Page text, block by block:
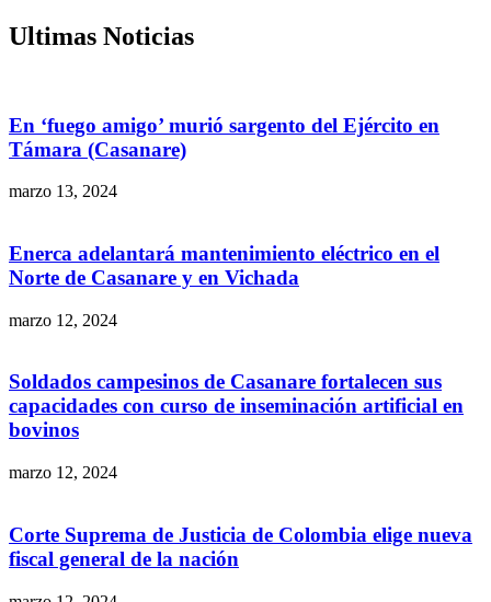
Ultimas Noticias
En ‘fuego amigo’ murió sargento del Ejército en
Támara (Casanare)
marzo 13, 2024
Enerca adelantará mantenimiento eléctrico en el
Norte de Casanare y en Vichada
marzo 12, 2024
Soldados campesinos de Casanare fortalecen sus
capacidades con curso de inseminación artificial en
bovinos
marzo 12, 2024
Corte Suprema de Justicia de Colombia elige nueva
fiscal general de la nación